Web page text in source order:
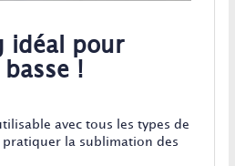
idéal pour
!
avec tous les types de
la sublimation des